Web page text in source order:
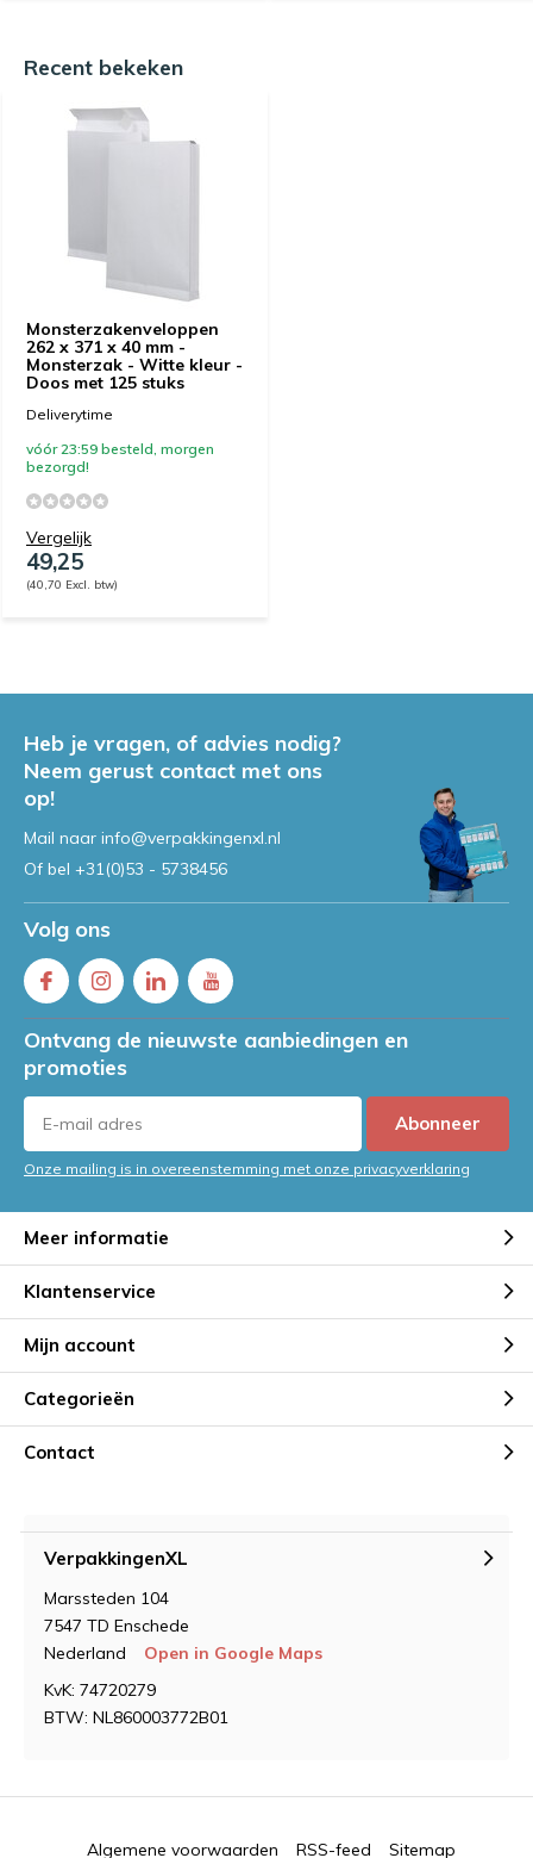
Recent bekeken
Monsterzakenveloppen
262 x 371 x 40 mm -
Monsterzak - Witte kleur -
Doos met 125 stuks
Deliverytime
vóór 23:59 besteld, morgen
bezorgd!
Vergelijk
49,25
(40,70 Excl. btw)
Heb je vragen, of advies nodig?
Neem gerust contact met ons
op!
Mail naar info@verpakkingenxl.nl
Of bel +31(0)53 - 5738456
Volg ons
Ontvang de nieuwste aanbiedingen en
promoties
Abonneer
Onze mailing is in overeenstemming met onze privacyverklaring
Meer informatie
Klantenservice
Mijn account
Categorieën
Contact
VerpakkingenXL
Marssteden 104
7547 TD Enschede
Nederland
Open in Google Maps
KvK: 74720279
BTW: NL860003772B01
Algemene voorwaarden RSS-feed Sitemap